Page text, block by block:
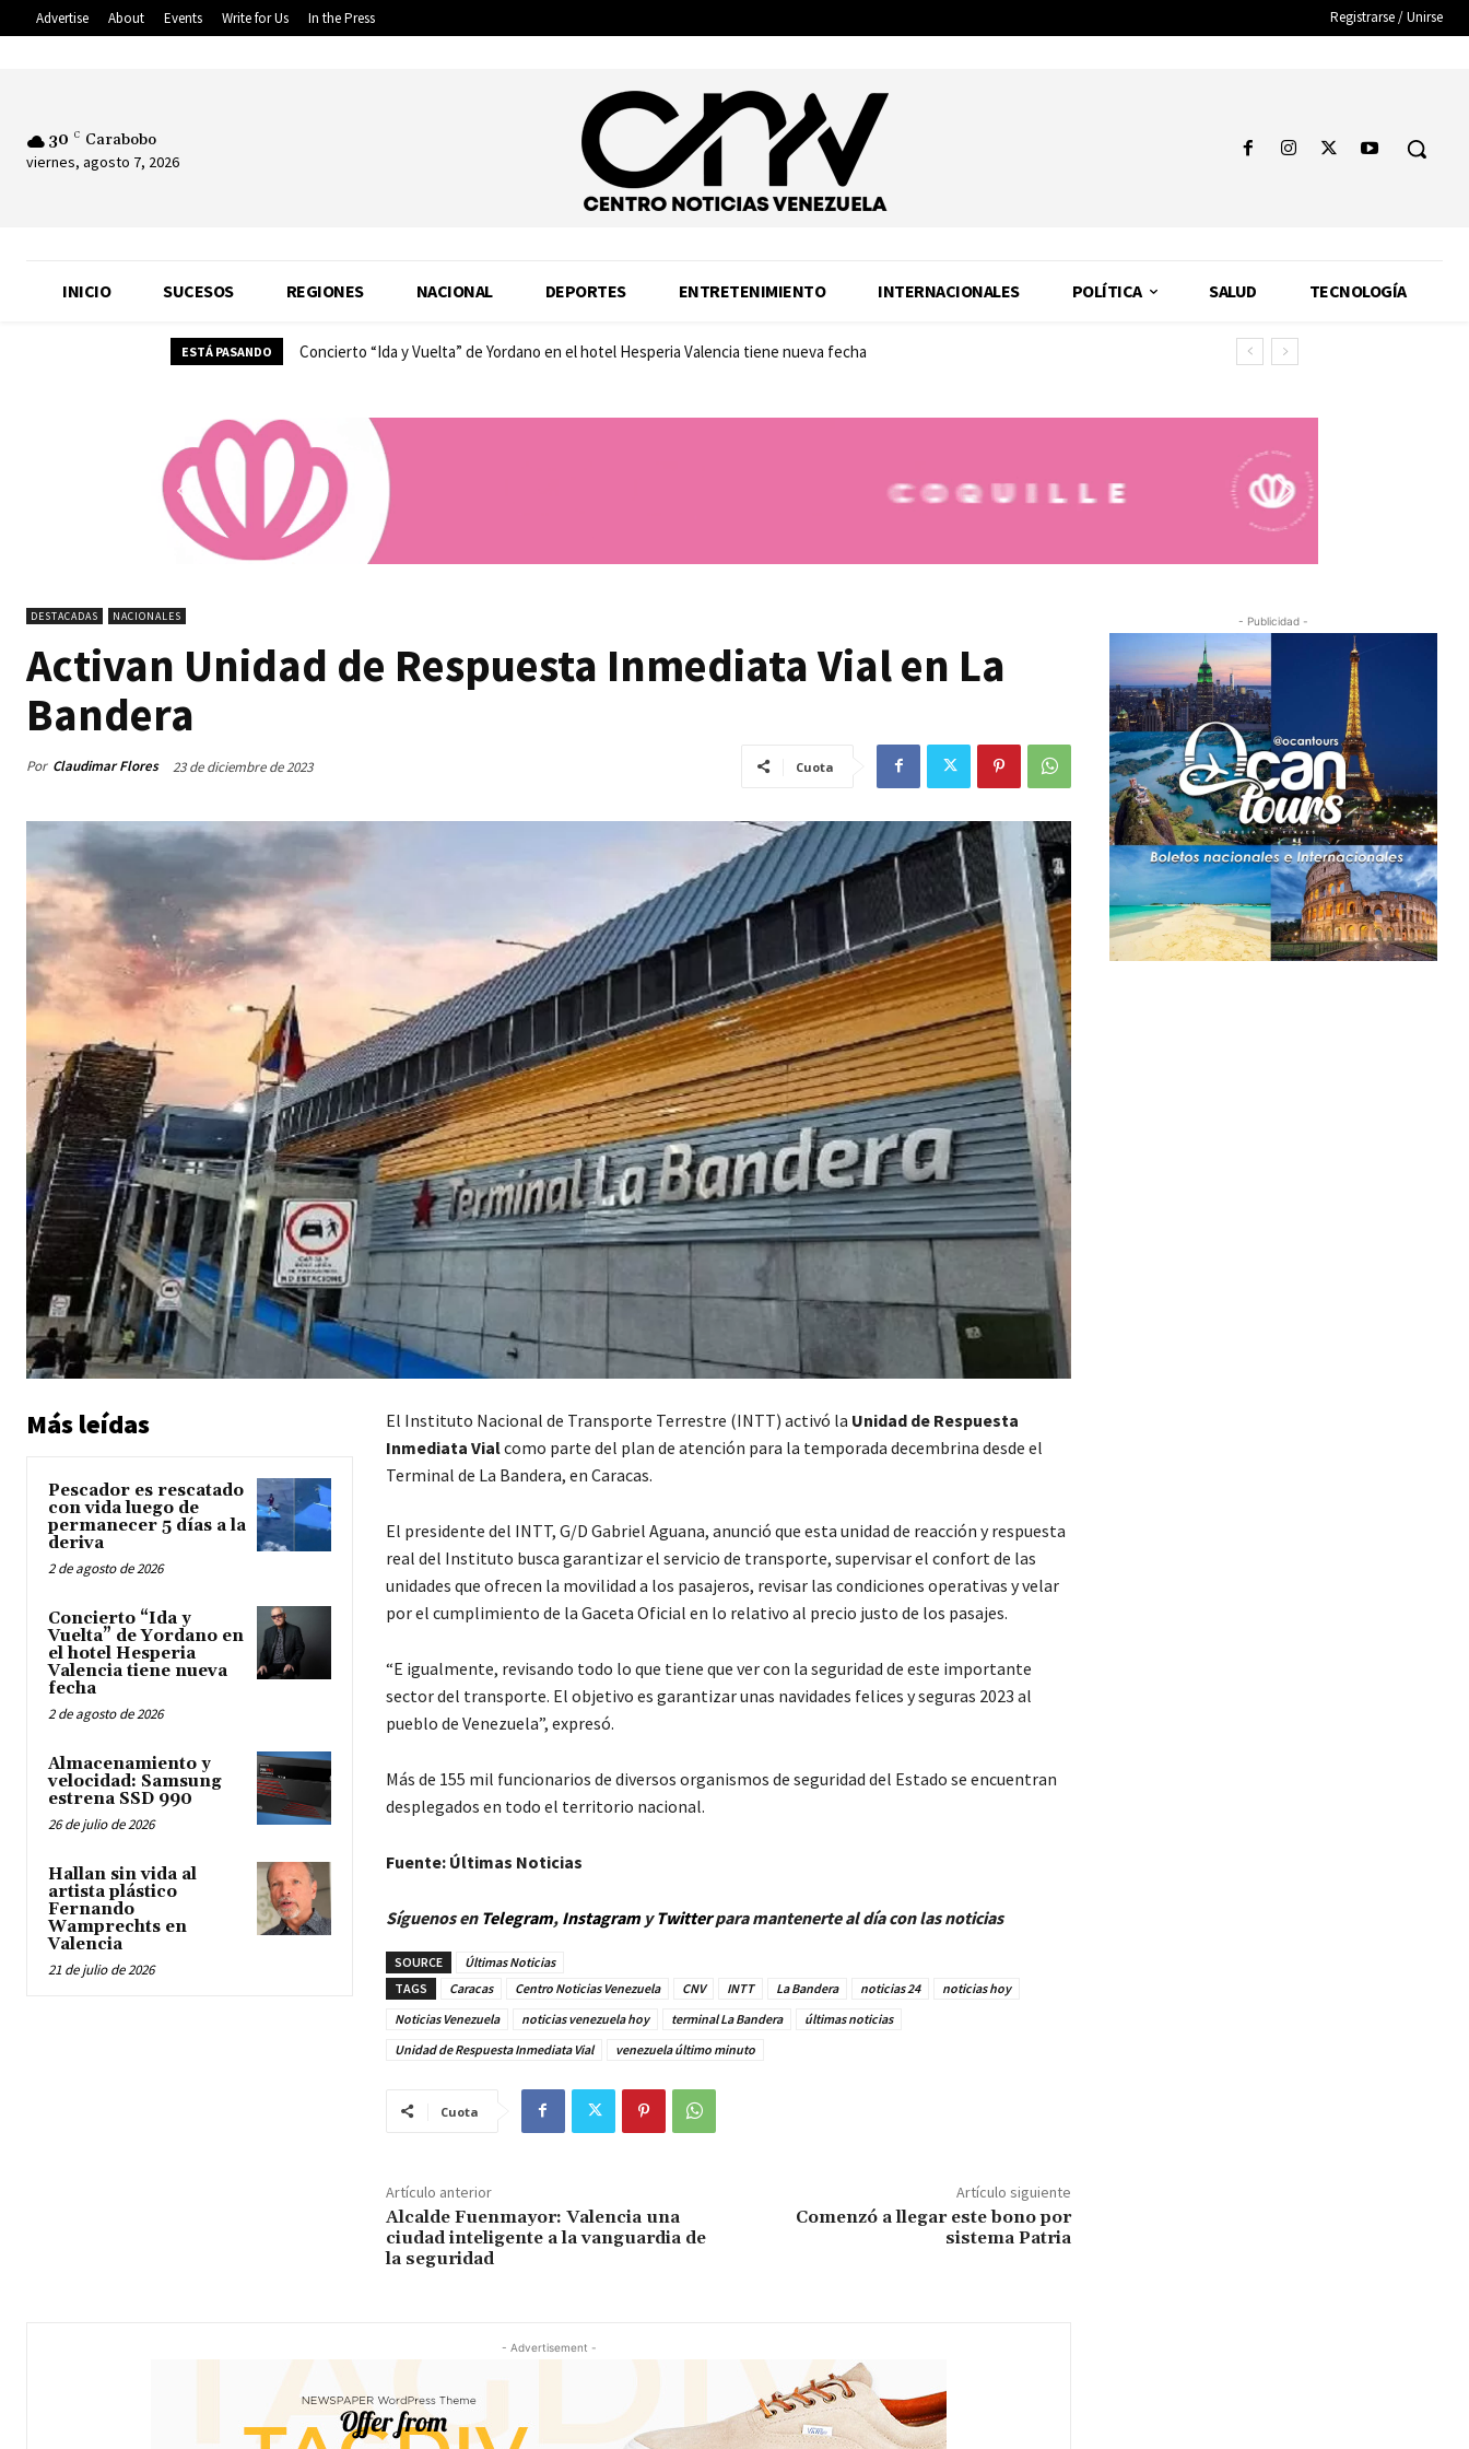
Advertise About Events Write for Us In the Press Registrarse / Unirse
30 C Carabobo
viernes, agosto 7, 2026
INICIO SUCESOS REGIONES NACIONAL DEPORTES ENTRETENIMIENTO INTERNACIONALES POLÍTICA SALUD TECNOLOGÍA
ESTÁ PASANDO Concierto “Ida y Vuelta” de Yordano en el hotel Hesperia Valencia tiene nueva fecha
DESTACADAS NACIONALES
Activan Unidad de Respuesta Inmediata Vial en La
Bandera
Por Claudimar Flores 23 de diciembre de 2023 Cuota
Más leídas
Pescador es rescatado
con vida luego de
permanecer 5 días a la
deriva
2 de agosto de 2026
Concierto “Ida y
Vuelta” de Yordano en
el hotel Hesperia
Valencia tiene nueva
fecha
2 de agosto de 2026
Almacenamiento y
velocidad: Samsung
estrena SSD 990
26 de julio de 2026
Hallan sin vida al
artista plástico
Fernando
Wamprechts en
Valencia
21 de julio de 2026
El Instituto Nacional de Transporte Terrestre (INTT) activó la Unidad de Respuesta
Inmediata Vialcomo parte del plan de atención para la temporada decembrina desde el
Terminal de La Bandera, en Caracas.
El presidente del INTT, G/D Gabriel Aguana, anunció que esta unidad de reacción y respuesta
real del Instituto busca garantizar el servicio de transporte, supervisar el confort de las
unidades que ofrecen la movilidad a los pasajeros, revisar las condiciones operativas y velar
por el cumplimiento de la Gaceta Oficial en lo relativo al precio justo de los pasajes.
“E igualmente, revisando todo lo que tiene que ver con la seguridad de este importante
sector del transporte. El objetivo es garantizar unas navidades felices y seguras 2023 al
pueblo de Venezuela”, expresó.
Más de 155 mil funcionarios de diversos organismos de seguridad del Estado se encuentran
desplegados en todo el territorio nacional.
Fuente: Últimas Noticias
Síguenos en Telegram, InstagramyTwitterpara mantenerte al día con las noticias
SOURCE
Últimas Noticias
TAGS
Caracas Centro Noticias Venezuela CNV INTT La Bandera noticias 24
noticias hoy
Noticias Venezuela
noticias venezuela hoy terminal La Bandera
últimas noticias
Unidad de Respuesta Inmediata Vial
venezuela último minuto
Cuota
Artículo anterior
Alcalde Fuenmayor: Valencia una
ciudad inteligente a la vanguardia de
la seguridad
Artículo siguiente
Comenzó a llegar este bono por
sistema Patria
- Advertisement -
- Publicidad -